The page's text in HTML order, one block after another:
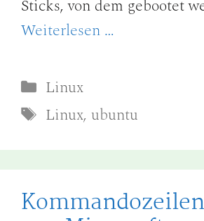
Sticks, von dem gebootet
Weiterlesen …
Kategorien
Linux
Schlagwörter
Linux,ubuntu